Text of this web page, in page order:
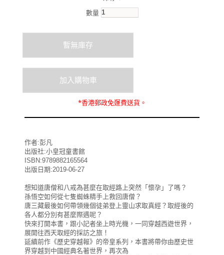
數量
*香港郵政免運費送貨。
作者:彭凡
出版社:小皇冠童書館
ISBN:9789882165564
出版日期:2019-06-27
想知道唐僧和八戒為甚麼在取經路上突然「懷孕」了嗎？
孫悟空如何從七隻蜘蛛精手上救回唐僧？
唐三藏最後如何帶領幾個徒弟登上靈山求取真經？取經後的
各人都分別有甚麼際遇呢？
快來打開本書，跟小記者坐上時光機，一同穿越西遊世界，
展開往西天取經的採訪之旅！
延續前作《歷史穿越報》的帝皇系列，本書將帶你由歷史世
界穿越到中國經典名著世界，再次為